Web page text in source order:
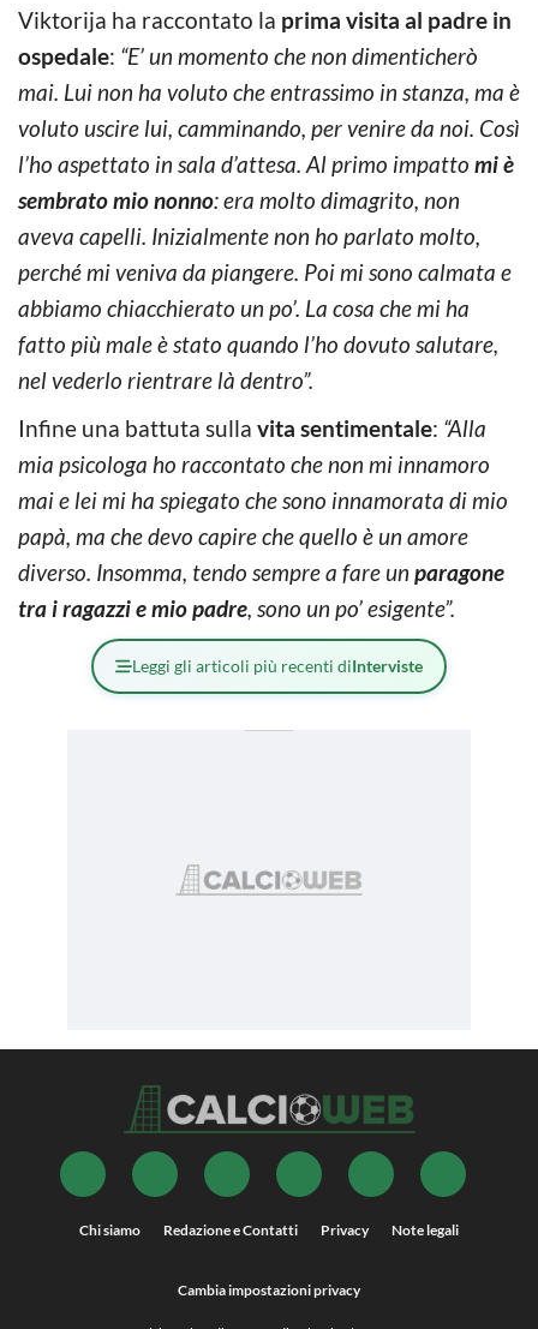
Viktorija ha raccontato la prima visita al padre in
ospedale: “E’ un momento che non dimenticherò
mai. Lui non ha voluto che entrassimo in stanza, ma è
voluto uscire lui, camminando, per venire da noi. Così
l’ho aspettato in sala d’attesa. Al primo impatto mi è
sembrato mio nonno: era molto dimagrito, non
aveva capelli. Inizialmente non ho parlato molto,
perché mi veniva da piangere. Poi mi sono calmata e
abbiamo chiacchierato un po’. La cosa che mi ha
fatto più male è stato quando l’ho dovuto salutare,
nel vederlo rientrare là dentro”.
Infine una battuta sulla vita sentimentale: “Alla
mia psicologa ho raccontato che non mi innamoro
mai e lei mi ha spiegato che sono innamorata di mio
papà, ma che devo capire che quello è un amore
diverso. Insomma, tendo sempre a fare un paragone
tra i ragazzi e mio padre, sono un po’ esigente”.
Leggi gli articoli più recenti diInterviste
Chi siamo Redazione e Contatti Privacy Note legali
Cambia impostazioni privacy